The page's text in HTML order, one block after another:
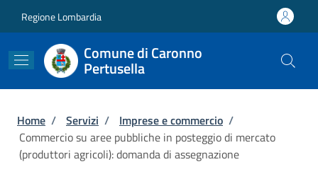
Regione Lombardia
Comune di Caronno
Pertusella
Briciole di pane
Home / Servizi / Imprese e commercio /
Commercio su aree pubbliche in posteggio di mercato
(produttori agricoli): domanda di assegnazione